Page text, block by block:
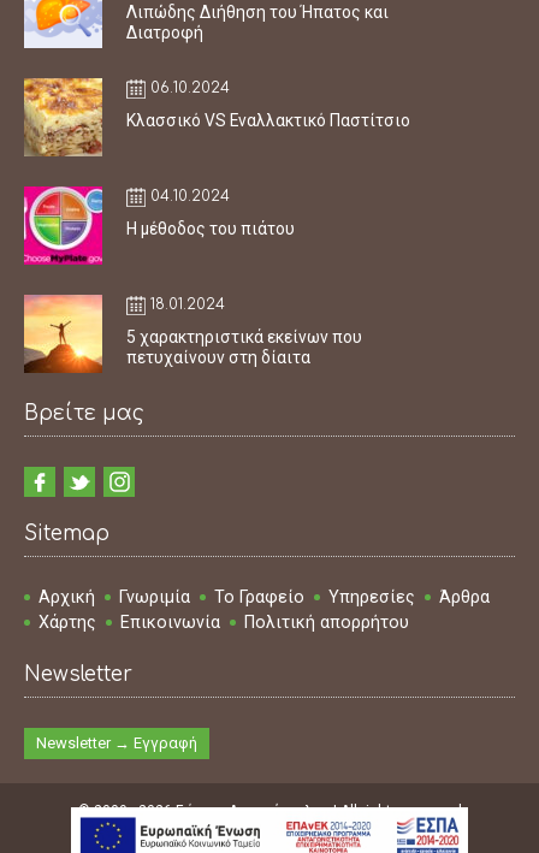
Λιπώδης Διήθηση του Ήπατος και
Διατροφή
06.10.2024
Κλασσικό VS Εναλλακτικό Παστίτσιο
04.10.2024
Η μέθοδος του πιάτου
18.01.2024
5 χαρακτηριστικά εκείνων που
πετυχαίνουν στη δίαιτα
Βρείτε μας
Sitemap
Αρχική Γνωριμία Το Γραφείο Υπηρεσίες
Άρθρα
Χάρτης
Επικοινωνία Πολιτική απορρήτου
Newsletter
Newsletter → Εγγραφή
© 2009 - 2026 Γιάννης Δημακόπουλος | All rights reserved
Design & Development & SEO